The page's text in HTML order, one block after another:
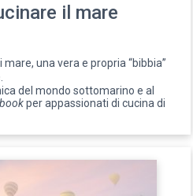
il mare
mare, una vera e propria “bibbia”
del mondo sottomarino e al
per appassionati di cucina di